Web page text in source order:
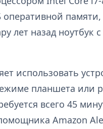
лет назад
использовать
планшета или
всего 45
Amazon